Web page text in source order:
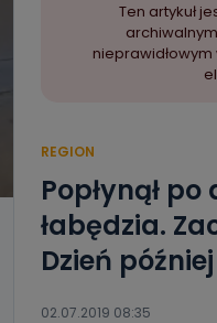
Ten artykuł
REGION
Popłynął
łabędzia.
Dzień
02.07.2019 08:35